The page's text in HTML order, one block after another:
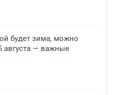
будет зима, можно
августа — важные